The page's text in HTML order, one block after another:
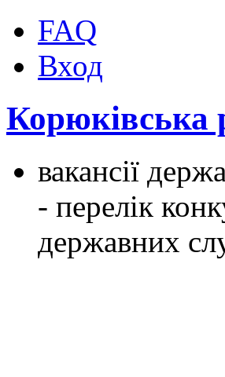
FAQ
Вход
вакансії
- перелік
державних